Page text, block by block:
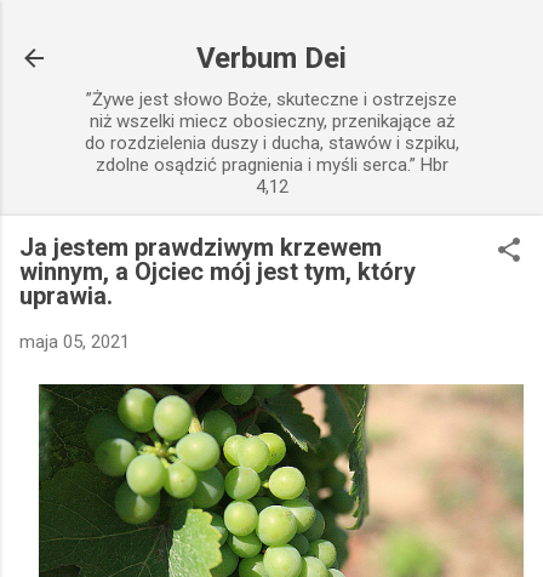
Verbum Dei
”Żywe jest słowo Boże, skuteczne i ostrzejsze
niż wszelki miecz obosieczny, przenikające aż
do rozdzielenia duszy i ducha, stawów i szpiku,
zdolne osądzić pragnienia i myśli serca.” Hbr
4,12
Ja jestem prawdziwym krzewem
winnym, a Ojciec mój jest tym, który
uprawia.
maja 05, 2021